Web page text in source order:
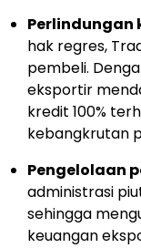
Perlindungan
hak regres,
pembeli.
eksportir
kredit 100%
kebangkrutan
Pengelolaan
administrasi
sehingga
keuangan